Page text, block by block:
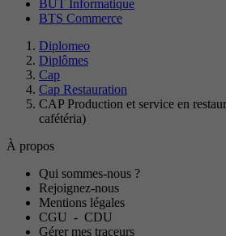
BUT Informatique
BTS Commerce
Diplomeo
Diplômes
Cap
Cap Restauration
CAP Production et service en
cafétéria)
À propos
Qui sommes-nous ?
Rejoignez-nous
Mentions légales
CGU - CDU
Gérer mes traceurs